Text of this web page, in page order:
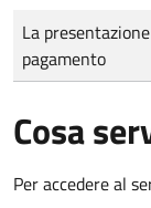
Tipo di pagamento
Importo
La
pagamento
Cosa
Per accedere al